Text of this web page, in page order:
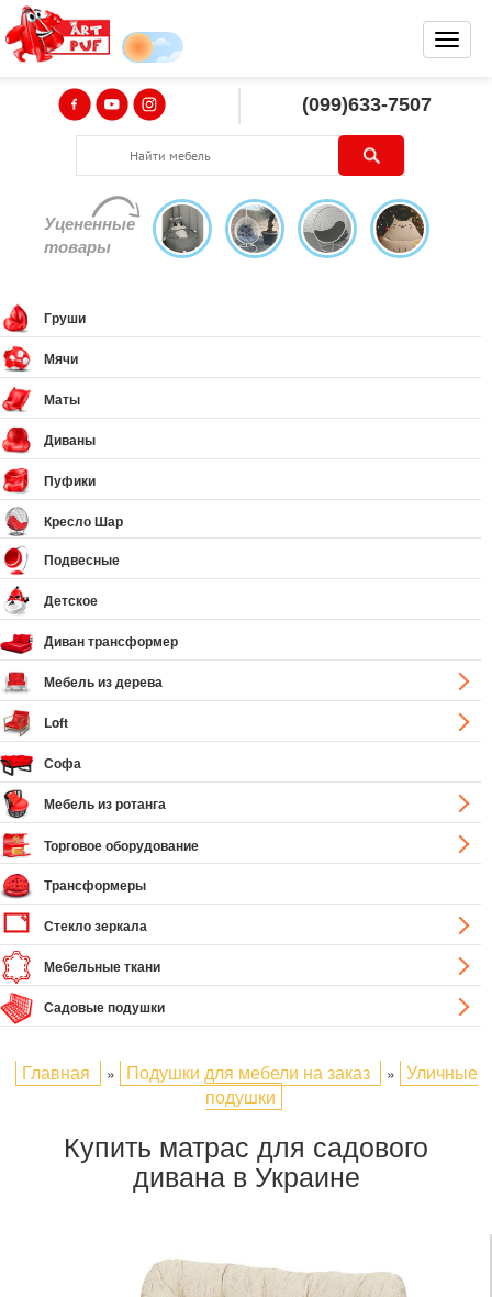
(099)633-7507
Уцененные
товары
Груши
Мячи
Маты
Диваны
Пуфики
Кресло Шар
Подвесные
Детское
Диван трансформер
Мебель из дерева
Loft
Софа
Мебель из ротанга
Торговое оборудование
Трансформеры
Стекло зеркала
Мебельные ткани
Садовые подушки
Главная » Подушки для мебели на заказ » Уличные
подушки
Купить матрас для садового
дивана в Украине